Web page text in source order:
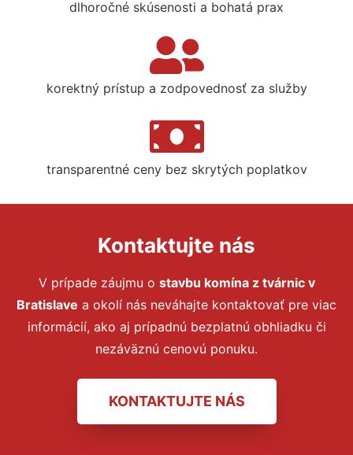
dlhoročné skúsenosti a bohatá prax
korektný prístup a zodpovednosť za služby
transparentné ceny bez skrytých poplatkov
Kontaktujte nás
V prípade záujmu o stavbu komína z tvárnicv
Bratislave a okolí nás neváhajte kontaktovať pre viac
informácií, ako aj prípadnú bezplatnú obhliadku či
nezáväznú cenovú ponuku.
KONTAKTUJTE NÁS